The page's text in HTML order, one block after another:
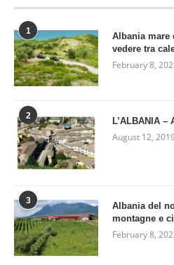
1
Albania mare
vedere tra
February 8,
2 L’ALBANIA –
August 12, 2019
3
Albania del
montagne e
February 8,